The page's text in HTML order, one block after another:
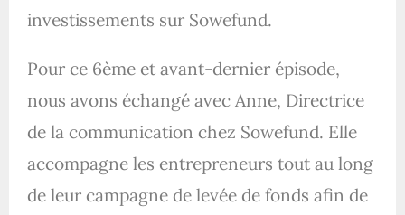
investissements sur Sowefund.
Pour ce 6ème et avant-dernier épisode,
nous avons échangé avec Anne, Directrice
de la communication chez Sowefund. Elle
accompagne les entrepreneurs tout au long
de leur campagne de levée de fonds afin de